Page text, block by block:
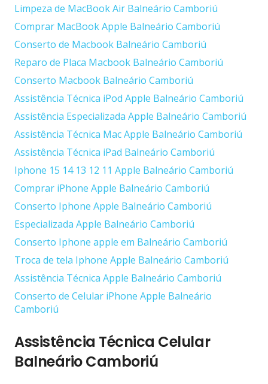
Limpeza de MacBook Air Balneário Camboriú
Comprar MacBook Apple Balneário Camboriú
Conserto de Macbook Balneário Camboriú
Reparo de Placa Macbook Balneário Camboriú
Conserto Macbook Balneário Camboriú
Assistência Técnica iPod Apple Balneário Camboriú
Assistência Especializada Apple Balneário Camboriú
Assistência Técnica Mac Apple Balneário Camboriú
Assistência Técnica iPad Balneário Camboriú
Iphone 15 14 13 12 11 Apple Balneário Camboriú
Comprar iPhone Apple Balneário Camboriú
Conserto Iphone Apple Balneário Camboriú
Especializada Apple Balneário Camboriú
Conserto Iphone apple em Balneário Camboriú
Troca de tela Iphone Apple Balneário Camboriú
Assistência Técnica Apple Balneário Camboriú
Conserto de Celular iPhone Apple Balneário
Camboriú
Assistência Técnica Celular
Balneário Camboriú